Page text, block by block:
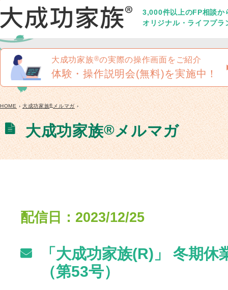
3,000件以上のFP相談か
オリジナル・ライフプラ
大成功家族®の実際の操作画面をご紹介
体験・操作説明会(無料)を実施中！
HOME › 大成功家族®メルマガ ›
大成功家族®メルマガ
配信日：2023/12/25
「大成功家族(R)」 冬期
（第53号）